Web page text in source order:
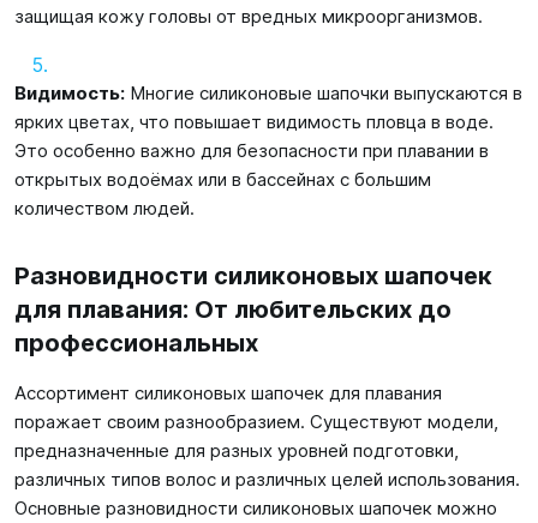
защищая кожу головы от вредных микроорганизмов.
Видимость: Многие силиконовые шапочки выпускаются в
ярких цветах, что повышает видимость пловца в воде.
Это особенно важно для безопасности при плавании в
открытых водоёмах или в бассейнах с большим
количеством людей.
Разновидности силиконовых шапочек
для плавания: От любительских до
профессиональных
Ассортимент силиконовых шапочек для плавания
поражает своим разнообразием. Существуют модели,
предназначенные для разных уровней подготовки,
различных типов волос и различных целей использования.
Основные разновидности силиконовых шапочек можно